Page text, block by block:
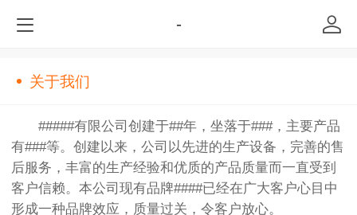
-
关于我们
#####有限公司创建于##年，坐落于###，主要产品
有###等。创建以来，公司以先进的生产设备，完善的售
后服务，丰富的生产经验和优质的产品质量而一直受到
客户信赖。本公司现有品牌####已经在广大客户心目中
形成一种品牌效应，质量过关，令客户放心。